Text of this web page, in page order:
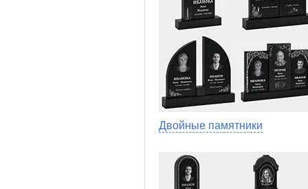
Двойные памятники